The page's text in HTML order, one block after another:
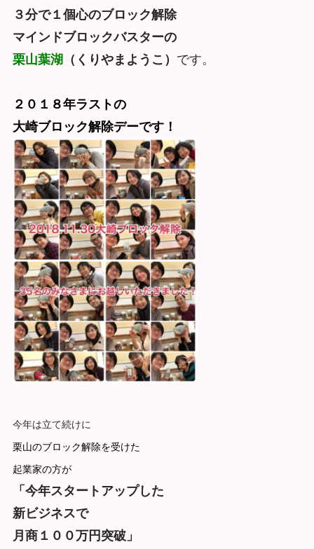
３分で１個心のブロック解除
マインドブロックバスターの
栗山葉湖 （くりやまようこ） です。
２０１８年ラストの
大崎ブロック解除デーです！
今年は立て続けに
栗山のブロック解除を受けた
起業家の方が
「今年スタートアップした
新ビジネスで
月商１００万円突破」